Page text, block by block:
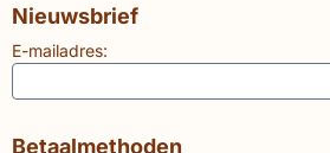
Nieuwsbrief
E-mailadres:
Betaalmethoden